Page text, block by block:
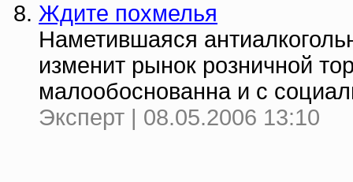
Ждите похмелья
Наметившаяся
изменит рынок розничной
малообоснованна и с
Эксперт | 08.05.2006 13:10